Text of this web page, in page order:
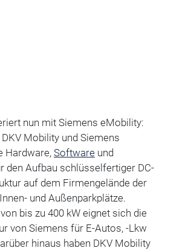
nun mit Siemens eMobility:
Mobility und Siemens
Hardware, Softwareund
den Aufbau schlüsselfertiger DC-
auf dem Firmengelände der
und Außenparkplätze.
bis zu 400 kW eignet sich die
von Siemens für E-Autos, -Lkw
hinaus haben DKV Mobility